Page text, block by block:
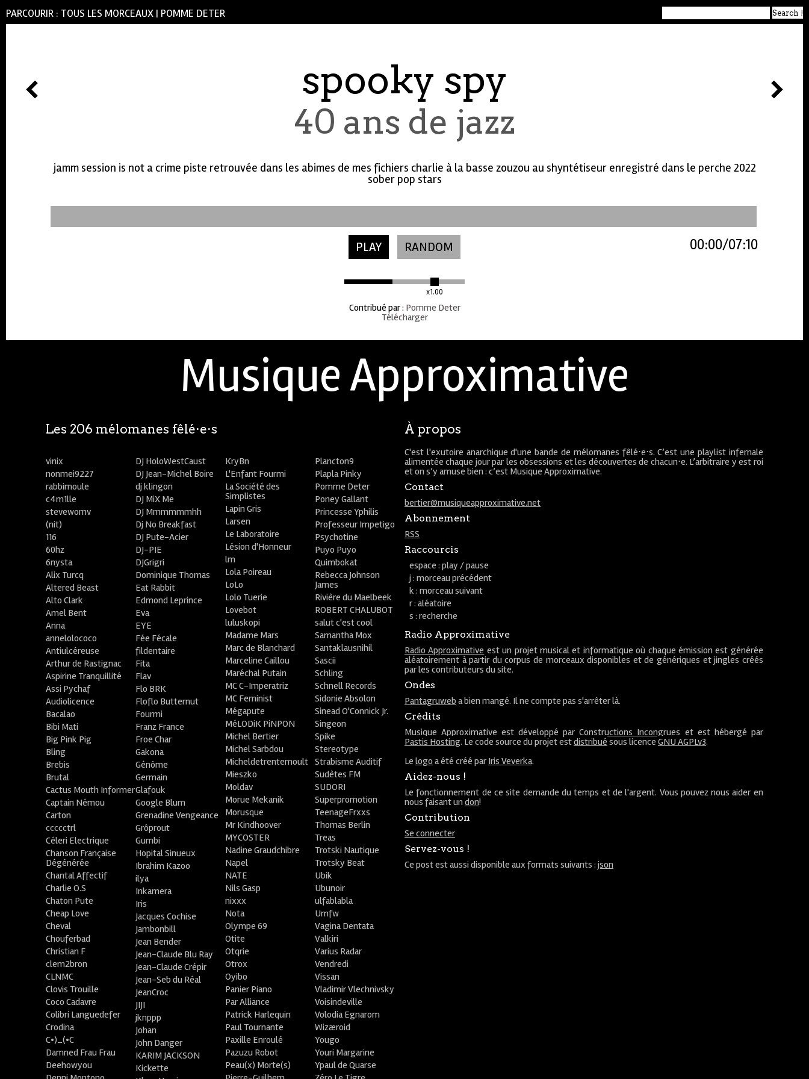
PARCOURIR : TOUS LES MORCEAUX | POMME DETER
spooky spy
40 ans de jazz
jamm session is not a crime piste retrouvée dans les abimes de mes fichiers charlie à la basse zouzou au shyntétiseur enregistré dans le perche 2022
sober pop stars
PLAY RANDOM
x1.00
07:10
00:00
Contribué par: Pomme Deter
Télécharger
Musique Approximative
À propos
C'est l'exutoire anarchique d'une bande de mélomanes fêlé⋅e⋅s. C’est une playlist infernale
alimentée chaque jour par les obsessions et les découvertes de chacun⋅e. L’arbitraire y est roi
et on s’y amuse bien : c’est Musique Approximative.
Contact
bertier@musiqueapproximative.net
Abonnement
RSS
Raccourcis
espace : play / pause
j : morceau précédent
k : morceau suivant
r : aléatoire
s : recherche
Radio Approximative
Radio Approximative est un projet musical et informatique où chaque émission est générée
aléatoirement à partir du corpus de morceaux disponibles et de génériques et jingles créés
par les contributeurs du site.
Ondes
Pantagruweb a bien mangé. Il ne compte pas s'arrêter là.
Crédits
Musique Approximative est développé parConstructions Incongrues et est hébergé par
Pastis Hosting. Le code source du projet estdistribué sous licence GNU AGPLv3.
Le logo a été créé par Iris Veverka.
Aidez-nous !
Le fonctionnement de ce site demande du temps et de l'argent. Vous pouvez nous aider en
nous faisant undon!
Contribution
Se connecter
Servez-vous !
Ce post est aussi disponible aux formats suivants : json
Les 206 mélomanes fêlé⋅e⋅s
vinix
nonmei9227
rabbimoule
c4m1lle
stevewornv
(nit)
116
60hz
6nysta
Alix Turcq
Altered Beast
Alto Clark
Amel Bent
Anna
annelolococo
Antiulcéreuse
Arthur de Rastignac
Aspirine Tranquillité
Assi Pychaf
Audiolicence
Bacalao
Bibi Mati
Big Pink Pig
Bling
Brebis
Brutal
Cactus Mouth Informer
Captain Némou
Carton
ccccctrl
Céleri Electrique
Chanson Française
Dégénérée
Chantal Affectif
Charlie O.S
Chaton Pute
Cheap Love
Cheval
Chouferbad
Christian F
clem2bron
CLNMC
Clovis Trouille
Coco Cadavre
Colibri Languedefer
Crodina
C•)_(•C
Damned Frau Frau
Deehowyou
DJ HoloWestCaust
DJ Jean-Michel Boire
dj klingon
DJ MiX Me
DJ Mmmmmmhh
Dj No Breakfast
DJ Pute-Acier
DJ-PIE
DJGrigri
Dominique Thomas
Eat Rabbit
Edmond Leprince
Eva
EYE
Fée Fécale
fildentaire
Fita
Flav
Flo BRK
Floflo Butternut
Fourmi
Franz France
Froe Char
Gakona
Génôme
Germain
Glafouk
Google Blum
Grenadine Vengeance
Grôprout
Gumbi
Hopital Sinueux
Ibrahim Kazoo
ilya
Inkamera
Iris
Jacques Cochise
Jambonbill
Jean Bender
Jean-Claude Blu Ray
Jean-Claude Crépir
Jean-Seb du Réal
JeanCroc
JIJI
jknppp
Johan
John Danger
KARIM JACKSON
Kickette
KryBn
L'Enfant Fourmi
La Société des
Simplistes
Lapin Gris
Larsen
Le Laboratoire
Lésion d'Honneur
lm
Lola Poireau
LoLo
Lolo Tuerie
Lovebot
luluskopi
Madame Mars
Marc de Blanchard
Marceline Caillou
Maréchal Putain
MC C-Imperatriz
MC Feminist
Mégapute
MéLODiK PiNPON
Michel Bertier
Michel Sarbdou
Micheldetrentemoult
Mieszko
Moldav
Morue Mekanik
Morusque
Mr Kindhoover
MYCOSTER
Nadine Graudchibre
Napel
NATE
Nils Gasp
nixxx
Nota
Olympe 69
Otite
Otqrie
Otrox
Oyibo
Panier Piano
Par Alliance
Patrick Harlequin
Paul Tournante
Paxille Enroulé
Pazuzu Robot
Peau(x) Morte(s)
Plancton9
Plapla Pinky
Pomme Deter
Poney Gallant
Princesse Yphilis
Professeur Impetigo
Psychotine
Puyo Puyo
Quimbokat
Rebecca Johnson
James
Rivière du Maelbeek
ROBERT CHALUBOT
salut c'est cool
Samantha Mox
Santaklausnihil
Sascii
Schling
Schnell Records
Sidonie Absolon
Sinead O'Connick Jr.
Singeon
Spike
Stereotype
Strabisme Auditif
Sudètes FM
SUDORI
Superpromotion
TeenageFrxxs
Thomas Berlin
Treas
Trotski Nautique
Trotsky Beat
Ubik
Ubunoir
ulfablabla
Umfw
Vagina Dentata
Valkiri
Varius Radar
Vendredi
Vissan
Vladimir Vlechnivsky
Voisindeville
Volodia Egnarom
Wizæroid
Yougo
Youri Margarine
Ypaul de Quarse